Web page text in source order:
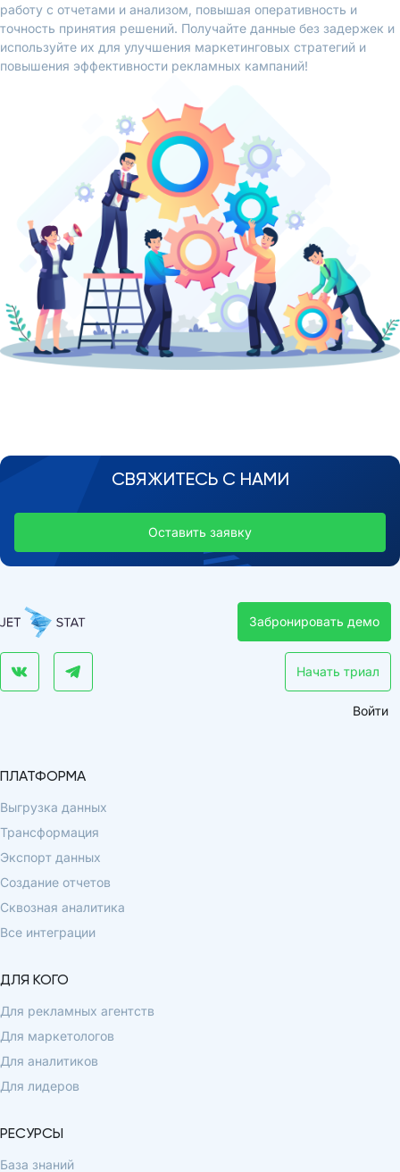
работу с отчетами и анализом, повышая оперативность и
точность принятия решений. Получайте данные без задержек и
используйте их для улучшения маркетинговых стратегий и
повышения эффективности рекламных кампаний!
СВЯЖИТЕСЬ С НАМИ
Оставить заявку
Забронировать демо
Начать триал
Войти
ПЛАТФОРМА
Выгрузка данных
Трансформация
Экспорт данных
Создание отчетов
Сквозная аналитика
Все интеграции
ДЛЯ КОГО
Для рекламных агентств
Для маркетологов
Для аналитиков
Для лидеров
РЕСУРСЫ
База знаний